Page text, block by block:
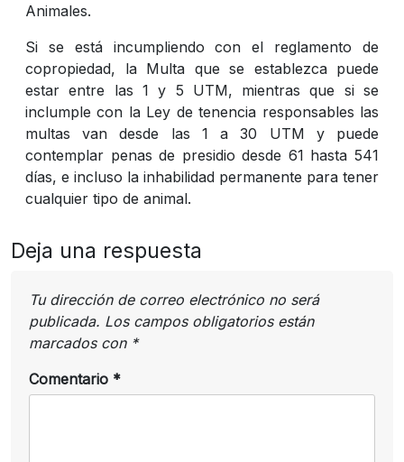
Animales.
Si se está incumpliendo con el reglamento de
copropiedad, la Multa que se establezca puede
estar entre las 1 y 5 UTM, mientras que si se
inclumple con la Ley de tenencia responsables las
multas van desde las 1 a 30 UTM y puede
contemplar penas de presidio desde 61 hasta 541
días, e incluso la inhabilidad permanente para tener
cualquier tipo de animal.
Deja una respuesta
Tu dirección de correo electrónico no será
publicada. Los campos obligatorios están
marcados con *
Comentario *